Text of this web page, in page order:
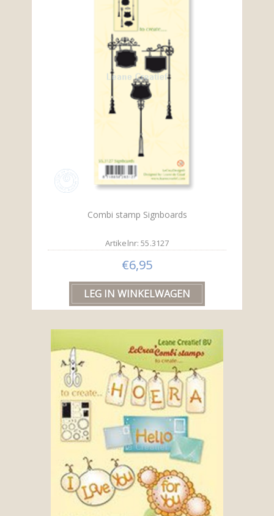
Combi stamp Signboards
Artikelnr: 55.3127
€6,95